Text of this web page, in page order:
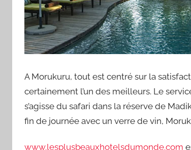
A Morukuru, tout est centré sur la
certainement l’un des meilleurs. Le
s’agisse du safari dans la réserve de
fin de journée avec un verre de vin,
www.lesplusbeauxhotelsdumonde.com